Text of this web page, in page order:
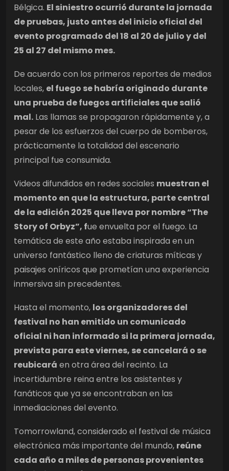
Bélgica. El siniestro ocurrió durante la jornada
de pruebas, justo antes del inicio oficial del
evento programado del 18 al 20 de julio y del
25 al 27 del mismo mes.
De acuerdo con los primeros reportes de medios
locales, el fuego se habría originado durante
una prueba de fuegos artificiales que salió
mal. Las llamas se propagaron rápidamente y, a
pesar de los esfuerzos del cuerpo de bomberos,
prácticamente la totalidad del escenario
principal fue consumida.
Videos difundidos en redes sociales muestran el
momento en que la estructura, parte central
de la edición 2025 que lleva por nombre “The
Story of Orbyz”, fue envuelta por el fuego. La
temática de este año estaba inspirada en un
universo fantástico lleno de criaturas míticas y
paisajes oníricos que prometían una experiencia
inmersiva sin precedentes.
Hasta el momento, los organizadores del
festival no han emitido un comunicado
oficial ni han informado si la primera jornada,
prevista para este viernes, se cancelará o se
reubicará en otra área del recinto. La
incertidumbre reina entre los asistentes y
fanáticos que ya se encontraban en las
inmediaciones del evento.
Tomorrowland, considerado el festival de música
electrónica más importante del mundo, reúne
cada año a miles de personas provenientes